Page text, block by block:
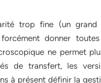
trop fine (un
donner
ne permet
de transfert, les
à présent définir la